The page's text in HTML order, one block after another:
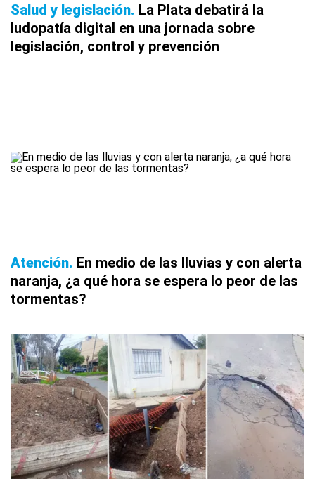
Salud y legislación La Plata debatirá la
ludopatía digital en una jornada sobre
legislación, control y prevención
Atención En medio de las lluvias y con alerta
naranja, ¿a qué hora se espera lo peor de las
tormentas?